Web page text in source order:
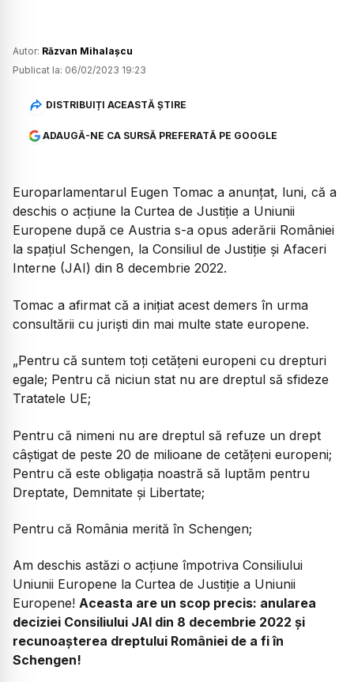
Autor: Răzvan Mihalașcu
Publicat la: 06/02/2023 19:23
DISTRIBUIȚI ACEASTĂ ȘTIRE
ADAUGĂ-NE CA SURSĂ PREFERATĂ PE GOOGLE
Europarlamentarul Eugen Tomac a anunțat, luni, că a
deschis o acțiune la Curtea de Justiție a Uniunii
Europene după ce Austria s-a opus aderării României
la spațiul Schengen, la Consiliul de Justiție și Afaceri
Interne (JAI) din 8 decembrie 2022.
Tomac a afirmat că a inițiat acest demers în urma
consultării cu juriști din mai multe state europene.
„Pentru că suntem toţi cetăţeni europeni cu drepturi
egale; Pentru că niciun stat nu are dreptul să sfideze
Tratatele UE;
Pentru că nimeni nu are dreptul să refuze un drept
câştigat de peste 20 de milioane de cetăţeni europeni;
Pentru că este obligația noastră să luptăm pentru
Dreptate, Demnitate şi Libertate;
Pentru că România merită în Schengen;
Am deschis astăzi o acțiune împotriva Consiliului
Uniunii Europene la Curtea de Justiție a Uniunii
Europene! Aceasta are un scop precis: anularea
deciziei Consiliului JAI din 8 decembrie 2022 și
recunoașterea dreptului României de a fi în
Schengen!